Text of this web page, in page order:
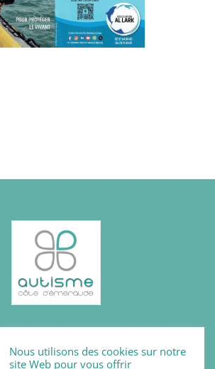
Mentions légales
Politique des cookies
Nous utilisons des cookies sur notre
site Web pour vous offrir